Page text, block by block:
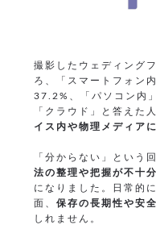
撮影したウェディング
ろ、「スマートフォン
37.2%、「パソコン内
「クラウド」と答えた
イス内や物理メディア
「分からない」という
法の整理や把握が不十
になりました。日常的
面、保存の長期性や安
しれません。